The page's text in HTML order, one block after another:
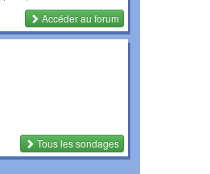
Accéder au forum
Tous les sondages